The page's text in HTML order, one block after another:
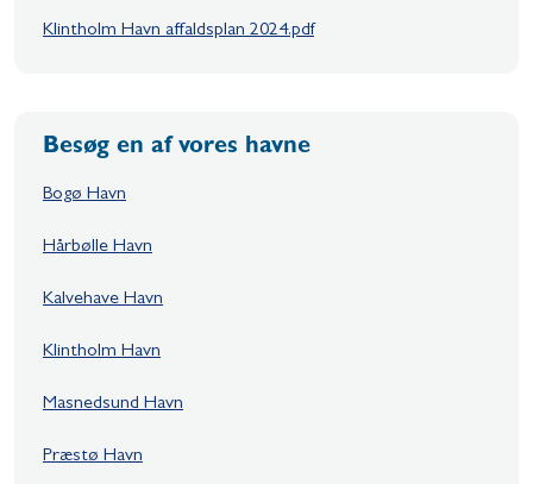
Klintholm Havn affaldsplan 2024.pdf
Besøg en af vores havne
Bogø Havn
Hårbølle Havn
Kalvehave Havn
Klintholm Havn
Masnedsund Havn
Præstø Havn